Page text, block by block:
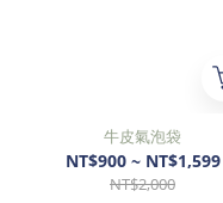
牛皮氣泡袋
NT$900 ~ NT$1,599
NT$2,000